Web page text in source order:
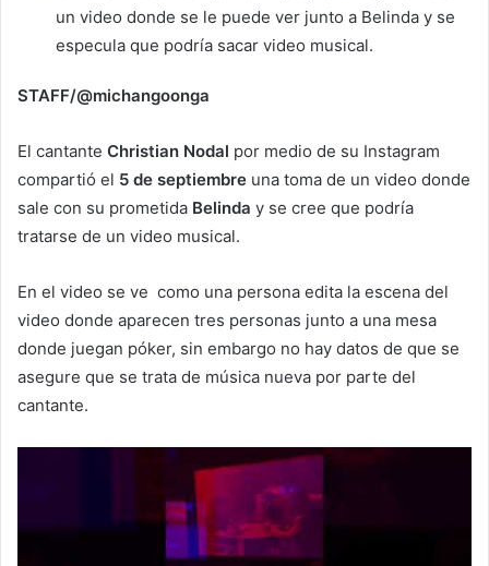
un video donde se le puede ver junto a Belinda y se
especula que podría sacar video musical.
STAFF/@michangoonga
El cantante Christian Nodal por medio de su Instagram
compartió el 5 de septiembre una toma de un video donde
sale con su prometida Belinda y se cree que podría
tratarse de un video musical.
En el video se ve como una persona edita la escena del
video donde aparecen tres personas junto a una mesa
donde juegan póker, sin embargo no hay datos de que se
asegure que se trata de música nueva por parte del
cantante.